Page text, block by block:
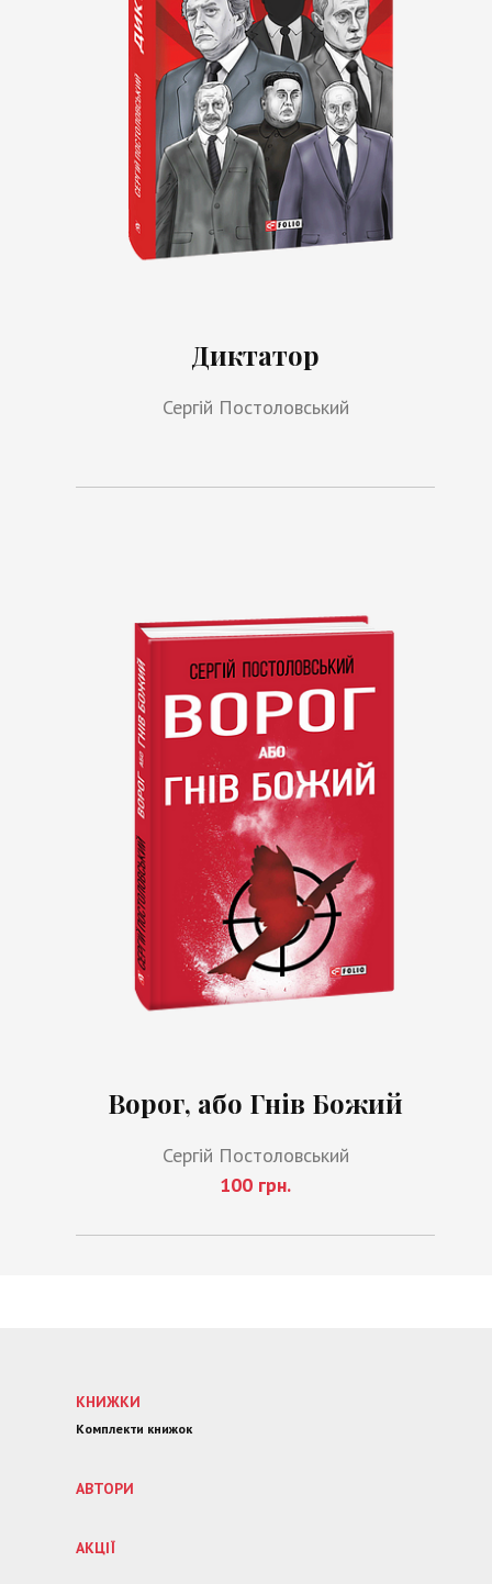
Диктатор
Сергій Постоловський
Ворог, або Гнів Божий
Сергій Постоловський
100 грн.
КНИЖКИ
Комплекти книжок
АВТОРИ
АКЦІЇ